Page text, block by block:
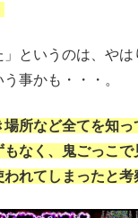
」というのは、や
事かも・・・。
場所など全てを知
もなく、鬼ごっこ
れてしまったと考